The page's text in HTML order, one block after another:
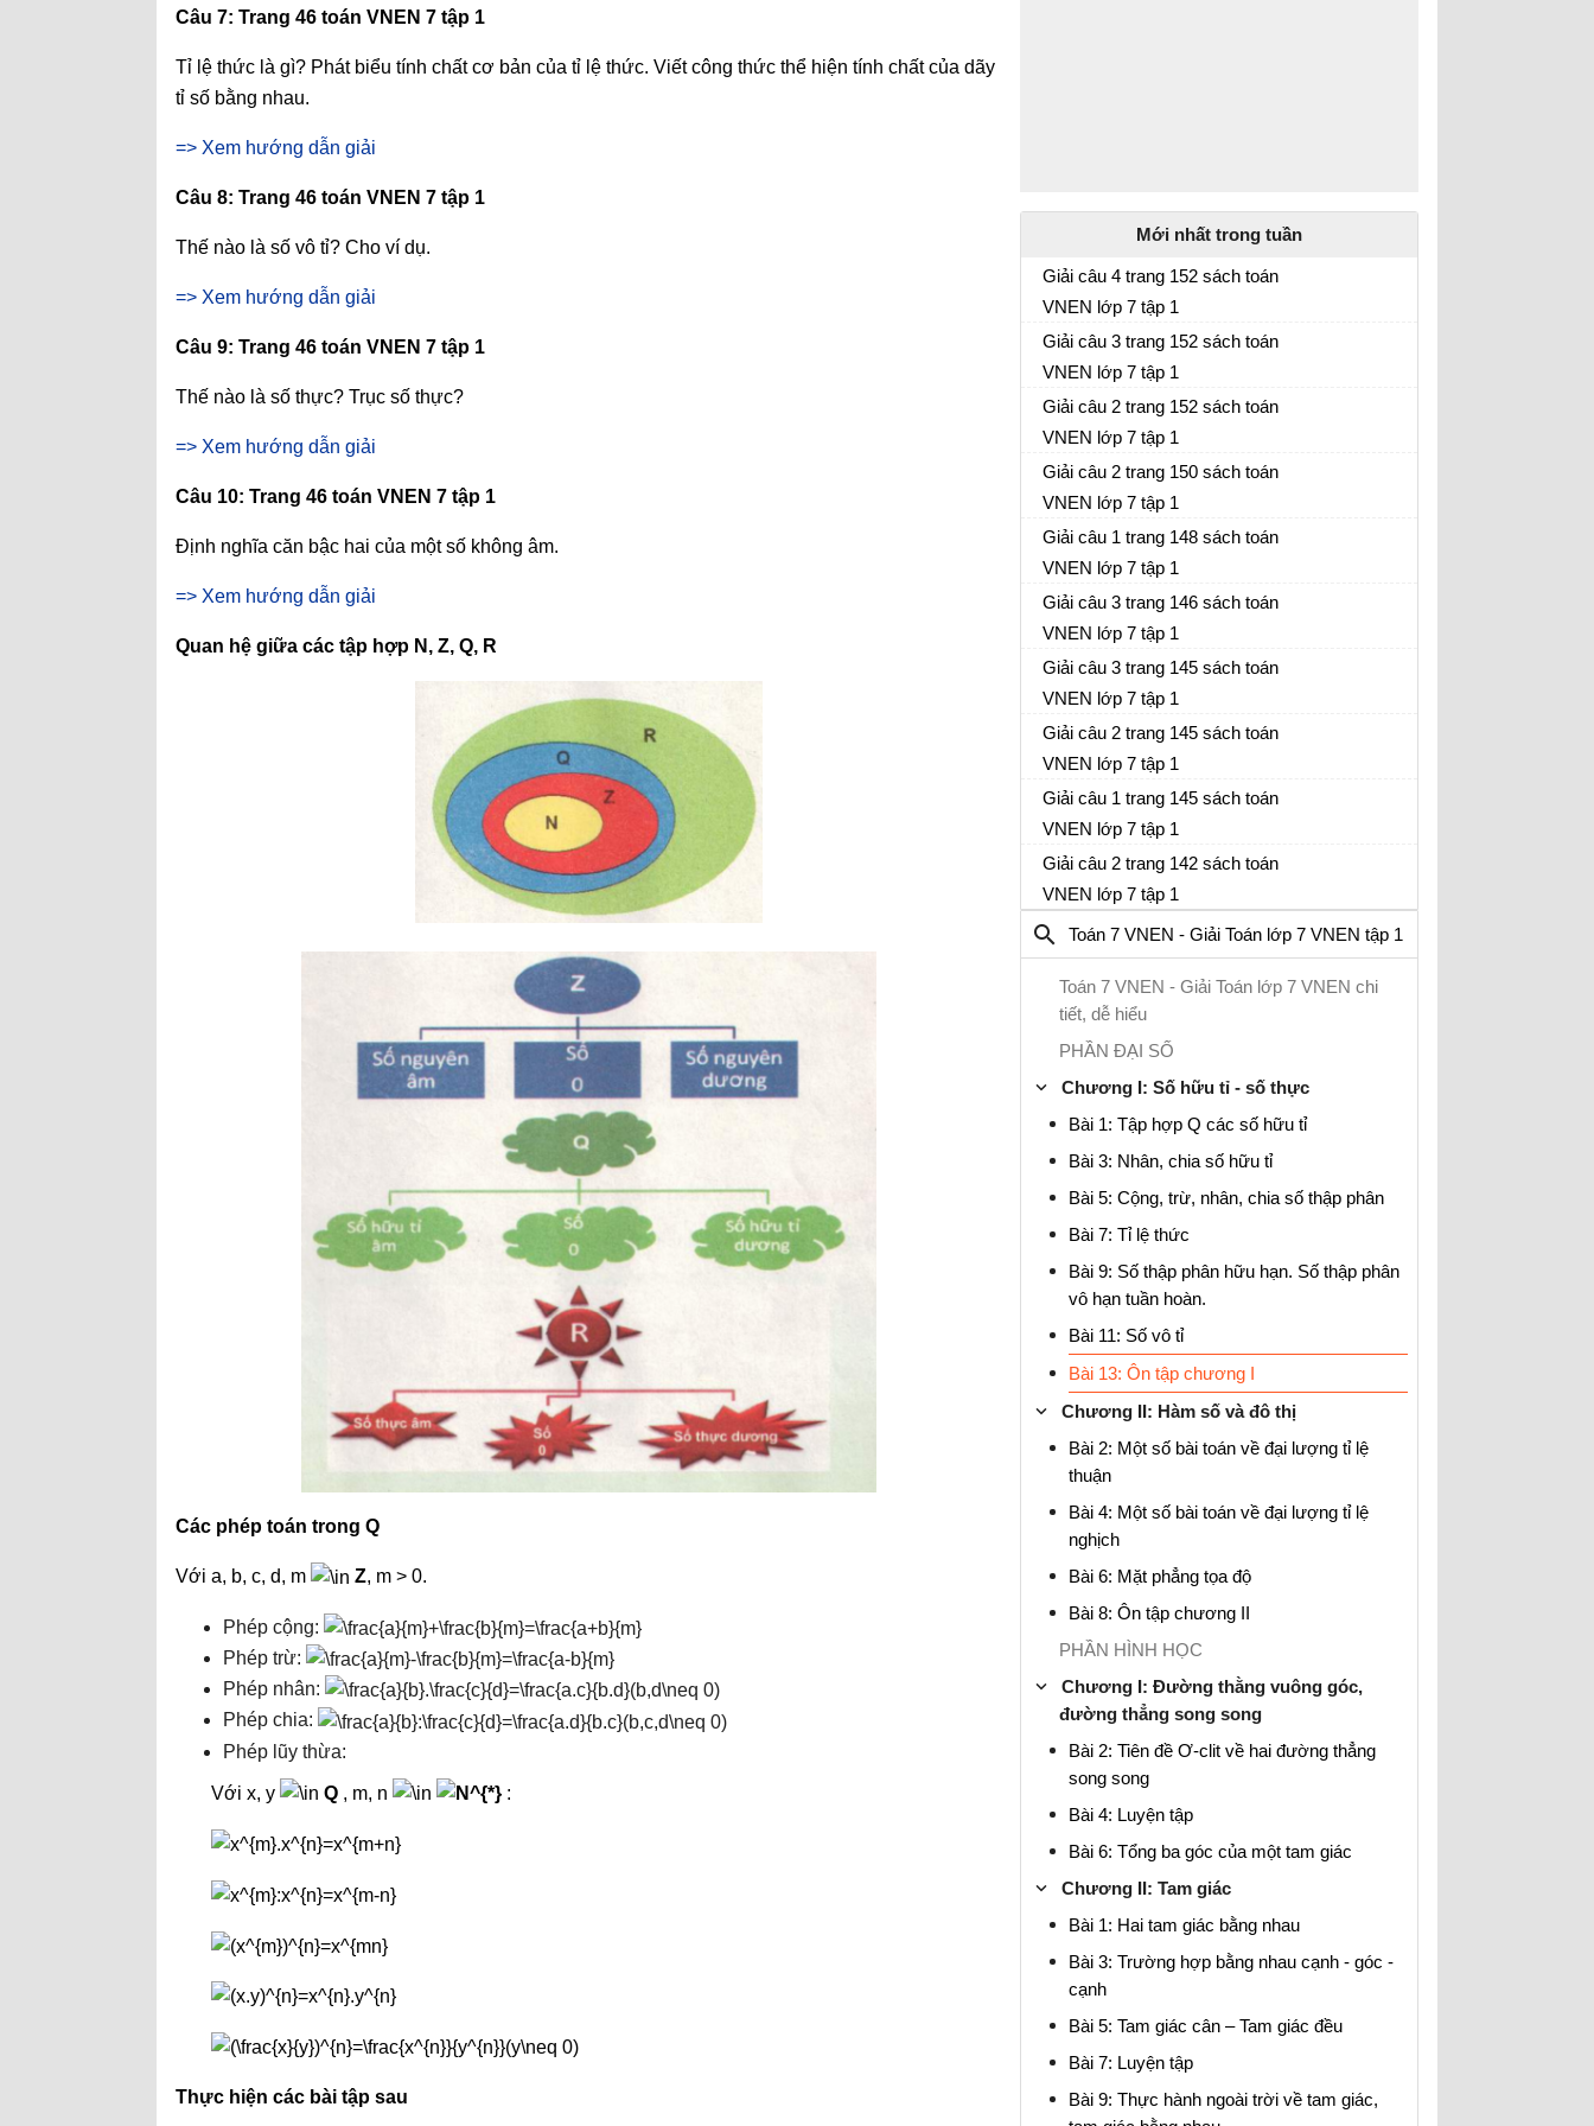
Câu 7: Trang 46 toán VNEN 7 tập 1
Tỉ lệ thức là gì? Phát biểu tính chất cơ bản của tỉ lệ thức. Viết công thức thể hiện tính chất của dãy
tỉ số bằng nhau.
=> Xem hướng dẫn giải
Câu 8: Trang 46 toán VNEN 7 tập 1
Thế nào là số vô tỉ? Cho ví dụ.
=> Xem hướng dẫn giải
Câu 9: Trang 46 toán VNEN 7 tập 1
Thế nào là số thực? Trục số thực?
=> Xem hướng dẫn giải
Câu 10: Trang 46 toán VNEN 7 tập 1
Định nghĩa căn bậc hai của một số không âm.
=> Xem hướng dẫn giải
Quan hệ giữa các tập hợp N, Z, Q, R
Các phép toán trong Q
Với a, b, c, d, m Z, m > 0.
Phép cộng:
Phép trừ:
Phép nhân:
Phép chia:
Phép lũy thừa:
Với x, y Q , m, n :
Thực hiện các bài tập sau
Mới nhất trong tuần
Giải câu 4 trang 152 sách toán
VNEN lớp 7 tập 1
Giải câu 3 trang 152 sách toán
VNEN lớp 7 tập 1
Giải câu 2 trang 152 sách toán
VNEN lớp 7 tập 1
Giải câu 2 trang 150 sách toán
VNEN lớp 7 tập 1
Giải câu 1 trang 148 sách toán
VNEN lớp 7 tập 1
Giải câu 3 trang 146 sách toán
VNEN lớp 7 tập 1
Giải câu 3 trang 145 sách toán
VNEN lớp 7 tập 1
Giải câu 2 trang 145 sách toán
VNEN lớp 7 tập 1
Giải câu 1 trang 145 sách toán
VNEN lớp 7 tập 1
Giải câu 2 trang 142 sách toán
VNEN lớp 7 tập 1
Toán 7 VNEN - Giải Toán lớp 7 VNEN tập 1
Toán 7 VNEN - Giải Toán lớp 7 VNEN chi
tiết, dễ hiểu
PHẦN ĐẠI SỐ
Chương I: Số hữu tỉ - số thực
Bài 1: Tập hợp Q các số hữu tỉ
Bài 3: Nhân, chia số hữu tỉ
Bài 5: Cộng, trừ, nhân, chia số thập phân
Bài 7: Tỉ lệ thức
Bài 9: Số thập phân hữu hạn. Số thập phân
vô hạn tuần hoàn.
Bài 11: Số vô tỉ
Bài 13: Ôn tập chương I
Chương II: Hàm số và đô thị
Bài 2: Một số bài toán về đại lượng tỉ lệ
thuận
Bài 4: Một số bài toán về đại lượng tỉ lệ
nghịch
Bài 6: Mặt phẳng tọa độ
Bài 8: Ôn tập chương II
PHẦN HÌNH HỌC
Chương I: Đường thằng vuông góc,
đường thẳng song song
Bài 2: Tiên đề Ơ-clit về hai đường thẳng
song song
Bài 4: Luyện tập
Bài 6: Tổng ba góc của một tam giác
Chương II: Tam giác
Bài 1: Hai tam giác bằng nhau
Bài 3: Trường hợp bằng nhau cạnh - góc -
cạnh
Bài 5: Tam giác cân – Tam giác đều
Bài 7: Luyện tập
Bài 9: Thực hành ngoài trời về tam giác,